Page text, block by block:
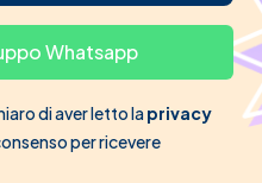
Whatsapp
di aver letto laprivacy
per ricevere